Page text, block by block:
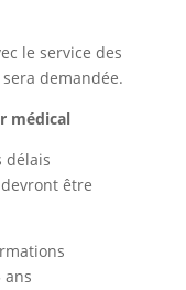
le service des
demandée.
médical
délais
être
ans